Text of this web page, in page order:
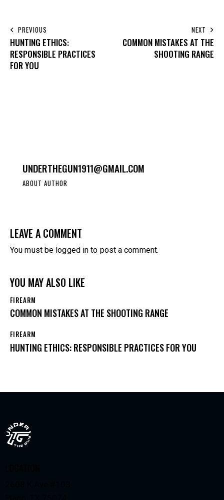
PREVIOUS
HUNTING ETHICS:
RESPONSIBLE PRACTICES
FOR YOU
NEXT
COMMON MISTAKES AT THE
SHOOTING RANGE
UNDERTHEGUN1911@GMAIL.COM
ABOUT AUTHOR
LEAVE A COMMENT
You must be logged in to post a comment.
YOU MAY ALSO LIKE
FIREARM
COMMON MISTAKES AT THE SHOOTING RANGE
FIREARM
HUNTING ETHICS: RESPONSIBLE PRACTICES FOR YOU